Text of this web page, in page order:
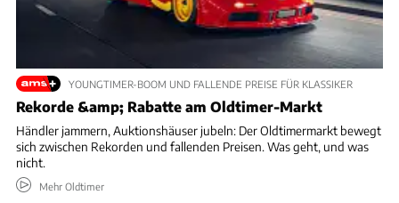
YOUNGTIMER-BOOM UND FALLENDE PREISE FÜR KLASSIKER
Rekorde &amp; Rabatte am Oldtimer-Markt
Händler jammern, Auktionshäuser jubeln: Der Oldtimermarkt bewegt
sich zwischen Rekorden und fallenden Preisen. Was geht, und was
nicht.
Mehr Oldtimer